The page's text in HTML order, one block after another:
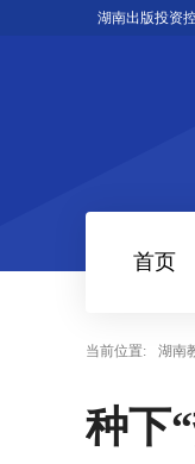
湖南出版投资
首页
当前位置: 湖南
种下